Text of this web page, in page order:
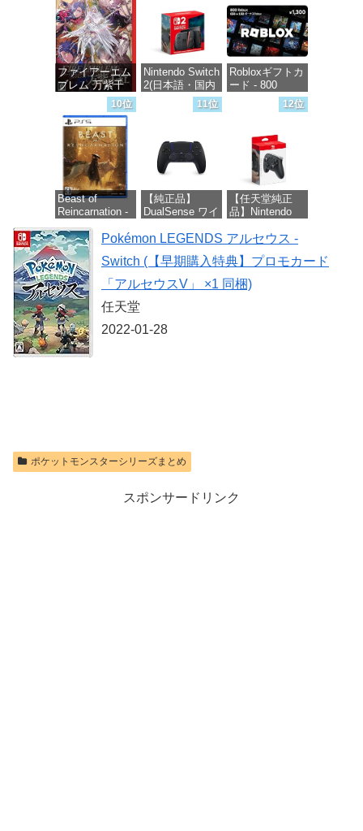
価格：¥4,400
256GB for
Nintendo Switch
2(サムスン マイ
クロSDエクス
プレスカード
256GB)
【Amazon.co.jp
Nintendo S
価格：¥9,400
ファイアーエム
ブレム 万紫千
紅 -Switch2
価格：¥8,979
Nintendo Switch
2(日本語・国内
Robloxギフトカ
ード - 800
Robux 【限定バ
ーチャルアイテ
【オンラインゲ
ームコード】
ロブロックス |
オンラインコー
ド版
価格：¥1,300
10位
Beast of
Reincarnation -
ロダクトコード
封入
価格：¥7,286
11位
【純正品】
DualSense ワイ
ーラー ミッド
ク(CFI-
ZCT2J01)
12位
【任天堂純正
品】Nintendo
ントローラー
価格：¥9,980
Pokémon LEGENDS アルセウス -
Switch (【早期購入特典】プロモカード
「アルセウスV」 ×1 同梱)
任天堂
2022-01-28
ポケットモンスターシリーズまとめ
スポンサードリンク